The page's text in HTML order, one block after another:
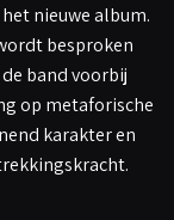
nieuwe album.
besproken
band voorbij
op metaforische
karakter en